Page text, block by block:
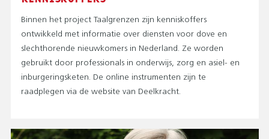
Binnen het project Taalgrenzen zijn kenniskoffers
ontwikkeld met informatie over diensten voor dove en
slechthorende nieuwkomers in Nederland. Ze worden
gebruikt door professionals in onderwijs, zorg en asiel- en
inburgeringsketen. De online instrumenten zijn te
raadplegen via de website van Deelkracht.